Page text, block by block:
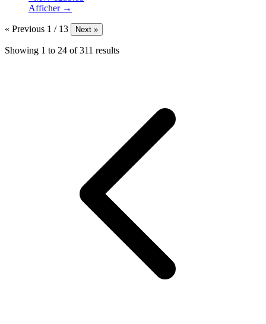
Afficher →
« Previous 1 / 13 Next »
Showing 1 to 24 of 311 results